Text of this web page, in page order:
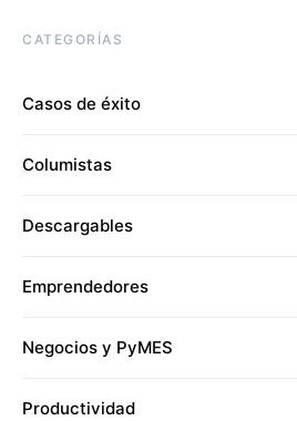
CATEGORÍAS
Casos de éxito
Columistas
Descargables
Emprendedores
Negocios y PyMES
Productividad